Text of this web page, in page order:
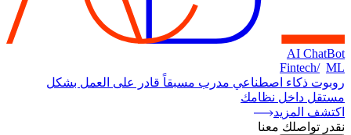
AI ChatBot
Fintech/ ML
روبوت ذكاء اصطناعي مدرب مسبقاً قادر على العمل بشكل
مستقل داخل نظامك
اكتشف المزيد
نقدر تواصلك معنا